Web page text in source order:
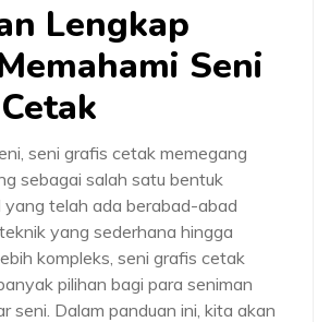
Lengkap
Seni
seni grafis cetak memegang
sebagai salah satu bentuk
yang telah ada berabad-abad
yang sederhana hingga
kompleks, seni grafis cetak
pilihan bagi para seniman
seni. Dalam panduan ini, kita akan